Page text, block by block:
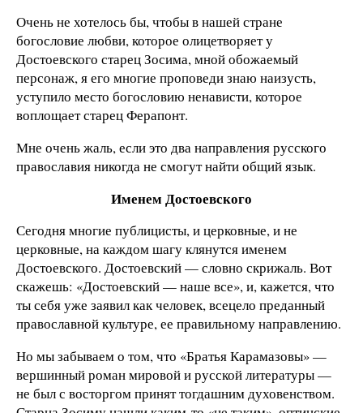
Очень не хотелось бы, чтобы в нашей стране
богословие любви, которое олицетворяет у
Достоевского старец Зосима, мной обожаемый
персонаж, я его многие проповеди знаю наизусть,
уступило место богословию ненависти, которое
воплощает старец Ферапонт.
Мне очень жаль, если это два направления русского
православия никогда не смогут найти общий язык.
Именем Достоевского
Сегодня многие публицисты, и церковные, и не
церковные, на каждом шагу клянутся именем
Достоевского. Достоевский — словно скрижаль. Вот
скажешь: «Достоевский — наше все», и, кажется, что
ты себя уже заявил как человек, всецело преданный
православной культуре, ее правильному направлению.
Но мы забываем о том, что «Братья Карамазовы» —
вершинный роман мировой и русской литературы —
не был с восторгом принят тогдашним духовенством.